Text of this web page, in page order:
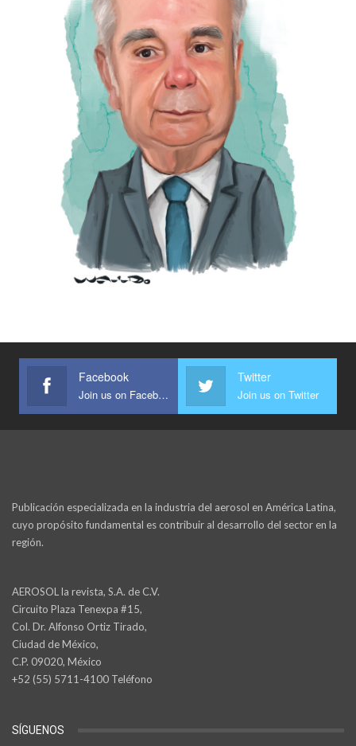
Facebook
Join us on Facebook
Twitter
Join us on Twitter
Publicación especializada en la industria del aerosol en América Latina,
cuyo propósito fundamental es contribuir al desarrollo del sector en la
región.
AEROSOL la revista, S.A. de C.V.
Circuito Plaza Tenexpa #15,
Col. Dr. Alfonso Ortiz Tirado,
Ciudad de México,
C.P. 09020, México
+52 (55) 5711-4100 Teléfono
SÍGUENOS